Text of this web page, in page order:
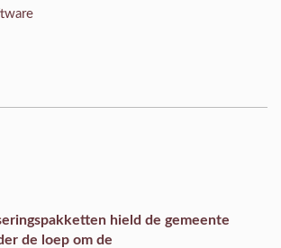
hield de gemeente
de loep om de